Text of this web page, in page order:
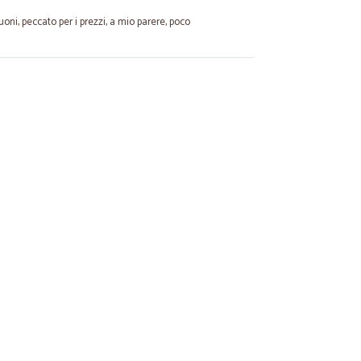
peccato per i prezzi, a mio parere, poco
ma la.merce e' arrivata nei tempi previsti